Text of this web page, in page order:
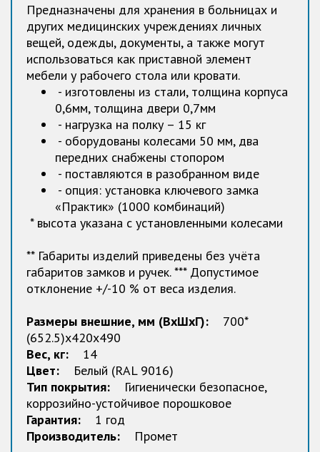
Предназначены для хранения в больницах и
других медицинских учреждениях личных
вещей, одежды, документы, а также могут
использоваться как приставной элемент
мебели у рабочего стола или кровати.
- изготовлены из стали, толщина корпуса
0,6мм, толщина двери 0,7мм
- нагрузка на полку – 15 кг
- оборудованы колесами 50 мм, два
передних снабжены стопором
- поставляются в разобранном виде
- опция: установка ключевого замка
«Практик» (1000 комбинаций)
* высота указана с установленными колесами
** Габариты изделий приведены без учёта
габаритов замков и ручек. *** Допустимое
отклонение +/-10 % от веса изделия.
Размеры внешние, мм (ВхШхГ):
700*
(652.5)x420x490
Вес, кг: 14
Цвет:
Белый (RAL 9016)
Тип покрытия:
Гигиенически безопасное,
коррозийно-устойчивое порошковое
Гарантия: 1 год
Производитель: Промет